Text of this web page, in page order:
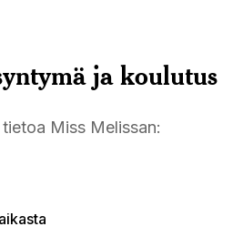
ja koulutus
Miss Melissan: